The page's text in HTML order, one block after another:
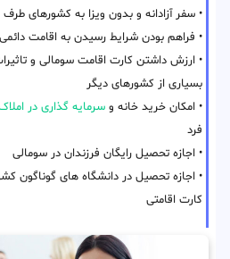
• سفر آزادانه و بدون ویزا به کشورهای طرف
• فراهم بودن شرایط رسیدن به اقامت
• ارزش داشتن کارت اقامت سومالی و
بسیاری از کشورهای دیگر
• امکان خرید خانه و سرمایه گذاری در
فرد
• اجازه تحصیل رایگان فرزندان در سومالی
• اجازه تحصیل در دانشگاه های گوناگون
کارت اقامتی